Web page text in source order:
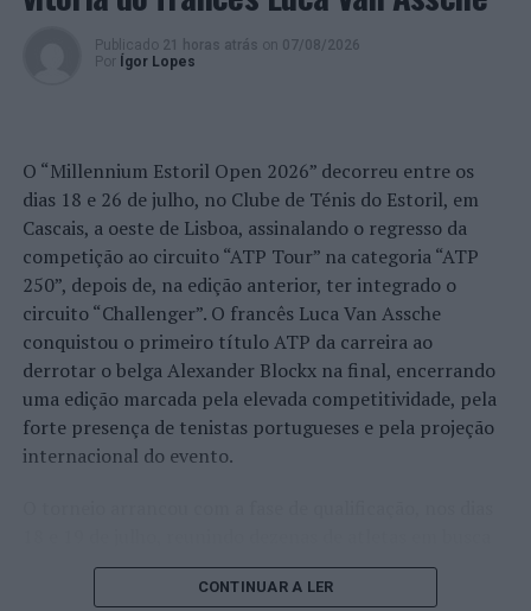
Foto: CMA.
PRÓXIMO
Chefs e pescadores reunidos à mesa para mais um
“Vagos Sensation Gourmet”
NÃO PERCA
Barcelos: Quatro dezenas de pessoas visitam as
gravuras rupestres do Monte de São Gonçalo
Publicado 21 horas atrás on 07/08/2026
Por
Ígor Lopes
O “Millennium Estoril Open 2026” decorreu entre os
dias 18 e 26 de julho, no Clube de Ténis do Estoril, em
Cascais, a oeste de Lisboa, assinalando o regresso da
competição ao circuito “ATP Tour” na categoria “ATP
250”, depois de, na edição anterior, ter integrado o
circuito “Challenger”. O francês Luca Van Assche
conquistou o primeiro título ATP da carreira ao
derrotar o belga Alexander Blockx na final, encerrando
uma edição marcada pela elevada competitividade, pela
forte presença de tenistas portugueses e pela projeção
internacional do evento.
de um lugar no quadro principal. A cerimónia de
abertura contou com a presença do presidente da
CONTINUAR A LER